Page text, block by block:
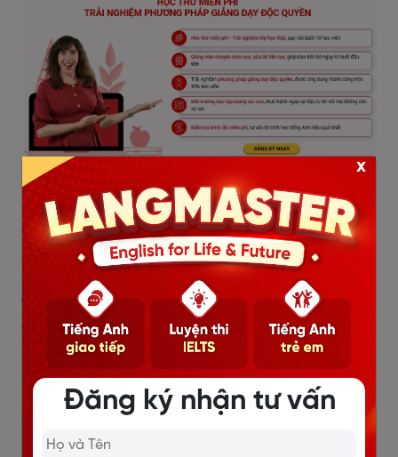
Đại học là nền tảng quan trọng, là nơi định hướng
cũng như cung cấp các kiến thức quan trọng để bạn
vững vàng hơn trong sự nghiệp của mình. Hy vọng với
những thông tinreview Học viện Ngoại giao trên đây,
bạn sẽ tìm được cho mình một hướng đi đúng đắn.
Việc lựa chọn trường đại học cần phải trải qua quá
trình tìm hiểu thông tin thật đầy đủ và cẩn trọng, hãy
cân nhắc thật kỹ trước khi quyết định chọn “ngôi nhà”
cho 4 năm thanh xuân của mình nhé!
Đăng ký nhận tư vấn
x